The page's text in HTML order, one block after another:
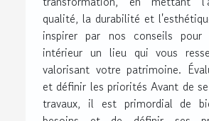
qualité, la durabilité et
inspirer par nos conseils
intérieur un lieu qui vous
valorisant votre patrimoine.
et définir les priorités Avant de
travaux, il est primordial de